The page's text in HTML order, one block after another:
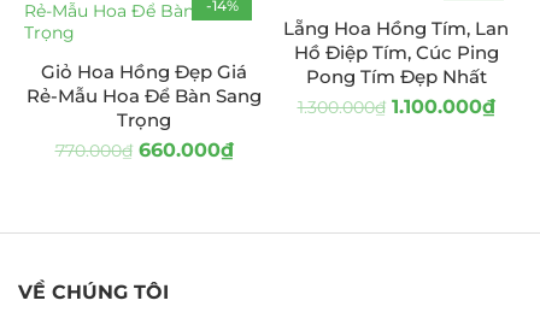
-14%
Giỏ Hoa Hồng Đẹp Giá
Rẻ-Mẫu Hoa Để Bàn Sang
Trọng
770.000₫ 660.000₫
-15%
Lẵng Hoa Hồng Tím, Lan
Hồ Điệp Tím, Cúc Ping
Pong Tím Đẹp Nhất
1.300.000₫ 1.100.000₫
VỀ CHÚNG TÔI